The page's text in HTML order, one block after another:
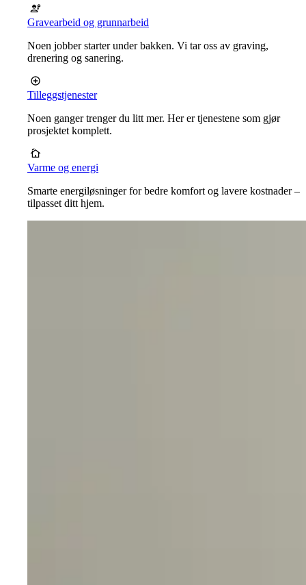
Gravearbeid og grunnarbeid
Noen jobber starter under bakken. Vi tar oss av graving,
drenering og sanering.
Tilleggstjenester
Noen ganger trenger du litt mer. Her er tjenestene som gjør
prosjektet komplett.
Varme og energi
Smarte energiløsninger for bedre komfort og lavere kostnader –
tilpasset ditt hjem.